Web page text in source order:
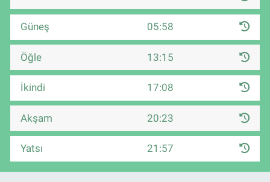
Güneş 05:58
Öğle 13:15
İkindi 17:08
Akşam 20:23
Yatsı 21:57